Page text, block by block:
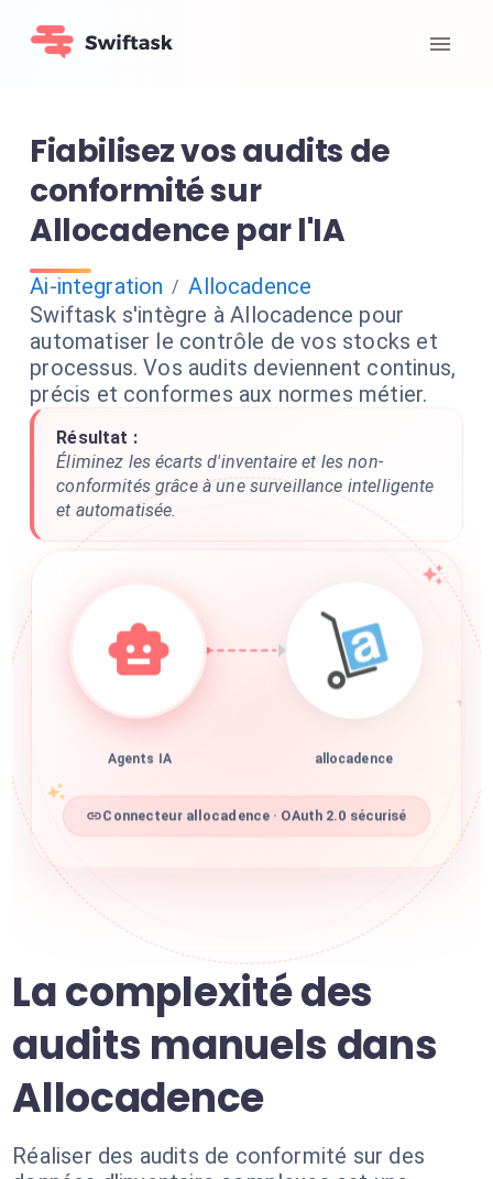
Fiabilisez vos audits de
conformité sur
Allocadence par l'IA
Ai-integration / Allocadence
Swiftask s'intègre à Allocadence pour
automatiser le contrôle de vos stocks et
processus. Vos audits deviennent continus,
précis et conformes aux normes métier.
Résultat :
Éliminez les écarts d'inventaire et les non-
conformités grâce à une surveillance intelligente
et automatisée.
Agents IA allocadence
Connecteur allocadence · OAuth 2.0 sécurisé
La complexité des
audits manuels dans
Allocadence
Réaliser des audits de conformité sur des